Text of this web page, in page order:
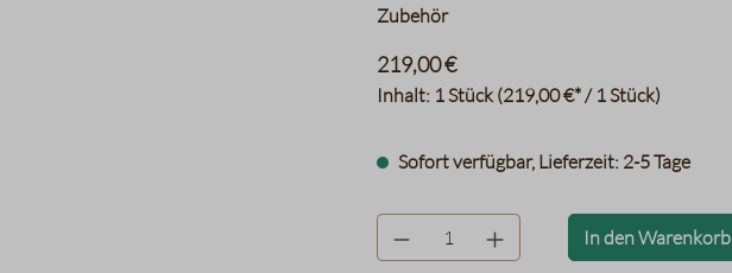
Zubehör
Inhalt: 1 Stück(219,00 €* / 1 Stück)
219,00 €
Sofort verfügbar, Lieferzeit: 2-5 Tage
product.quantityLabel In den Warenkorb